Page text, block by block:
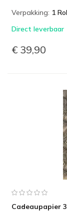
Verpakking: 1 Rol
Direct leverbaar
€ 39,90
Cadeaupapier